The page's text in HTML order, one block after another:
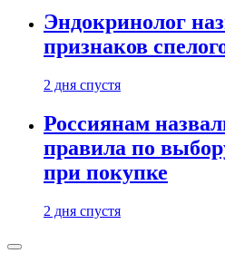
Эндокринолог
признаков
2 дня спустя
Россиянам
правила по
при покупке
2 дня спустя